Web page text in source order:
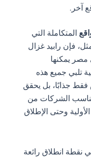
المتكاملة التي
فإن رابيد غزال
يمكنها
جميع هذه
جذابًا، بل يحقق
الشركات من
وحتى الإطلاق
انطلاق رائعة